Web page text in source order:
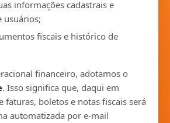
informações cadastrais e
usuários;
fiscais e histórico de
financeiro, adotamos o
. Isso significa que, daqui em
faturas, boletos e notas fiscais será
automatizada por e-mail